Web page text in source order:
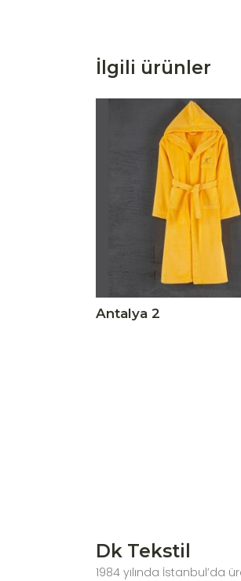
İlgili ürünler
Antalya 2
Dk Tekstil
1984 yılında İstanbul’da